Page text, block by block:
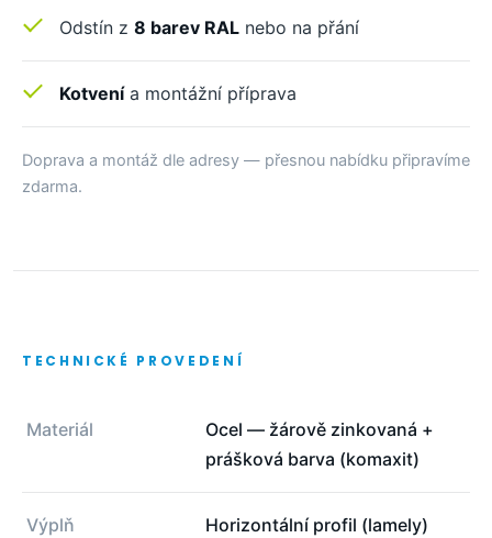
Odstín z 8 barev RAL nebo na přání
Kotvenía montážní příprava
Doprava a montáž dle adresy — přesnou nabídku připravíme
zdarma.
TECHNICKÉ PROVEDENÍ
Materiál
Ocel — žárově zinkovaná +
prášková barva (komaxit)
Výplň Horizontální profil (lamely)